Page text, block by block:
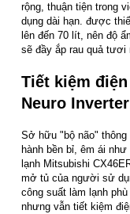
rộng, thuận tiện trong
dụng dài hạn. được
lên đến 70 lít, nên độ
sẽ đầy ắp rau quả tươi
Tiết kiệm
Neuro Inverter
Sở hữu "bộ não" thông
hành bền bỉ, êm ái
lạnh Mitsubishi
mở tủ của người sử
công suất làm lạnh
nhưng vẫn tiết kiệm